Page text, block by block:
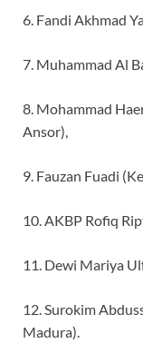
6. Fandi Akhmad
7. Muhammad Al
8. Mohammad
Ansor),
9. Fauzan Fuadi
10. AKBP Rofiq
11. Dewi Mariya
12. Surokim
Madura).